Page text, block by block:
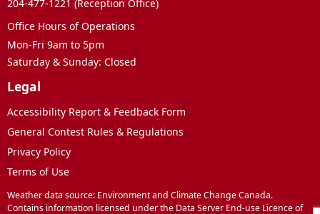
204-477-1221 (Reception Office)
Office Hours of Operations
Mon-Fri 9am to 5pm
Saturday & Sunday: Closed
Legal
Accessibility Report & Feedback Form
General Contest Rules & Regulations
Privacy Policy
Terms of Use
Weather data source: Environment and Climate Change Canada.
Contains information licensed under the Data Server End-use Licence of